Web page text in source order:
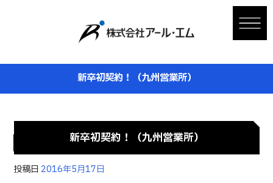
新卒初契約！（九州営業所）
新卒初契約！（九州営業所）
投稿日 2016年5月17日